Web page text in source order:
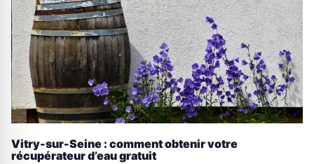
Vitry-sur-Seine : comment obtenir votre
récupérateur d’eau gratuit